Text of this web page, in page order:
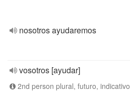
nosotros ayudaremos
vosotros [ayudar]
2nd person plural, futuro, indicativo